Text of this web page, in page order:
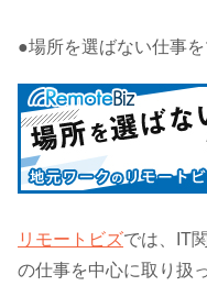
●場所を選ばない仕事
リモートビズでは、IT
の仕事を中心に取り扱